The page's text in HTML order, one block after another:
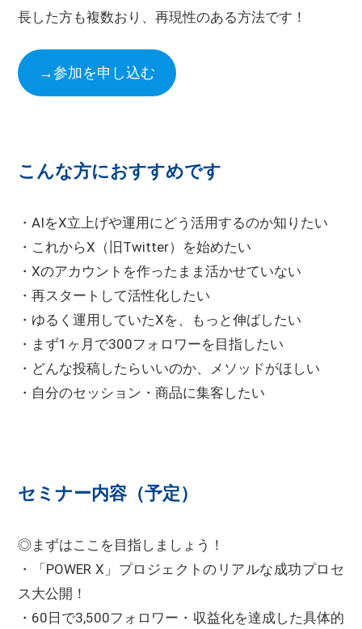
長した方も複数おり、再現性のある方法です！
→参加を申し込む
こんな方におすすめです
・AIをX立上げや運用にどう活用するのか知りたい
・これからX（旧Twitter）を始めたい
・Xのアカウントを作ったまま活かせていない
・再スタートして活性化したい
・ゆるく運用していたXを、もっと伸ばしたい
・まず1ヶ月で300フォロワーを目指したい
・どんな投稿したらいいのか、メソッドがほしい
・自分のセッション・商品に集客したい
セミナー内容（予定）
◎まずはここを目指しましょう！
・「POWER X」プロジェクトのリアルな成功プロセ
ス大公開！
・60日で3,500フォロワー・収益化を達成した具体的